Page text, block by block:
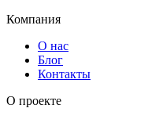
Компания
О нас
Блог
Контакты
О проекте